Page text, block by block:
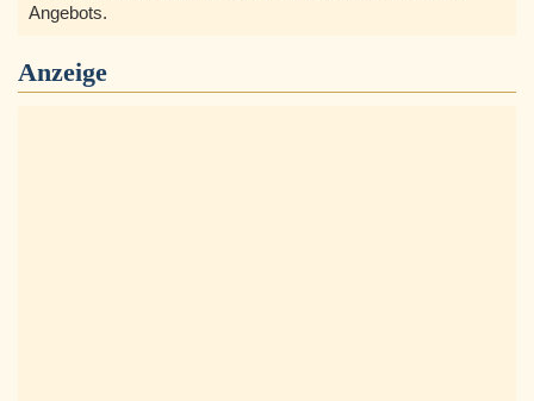
Angebots.
Anzeige